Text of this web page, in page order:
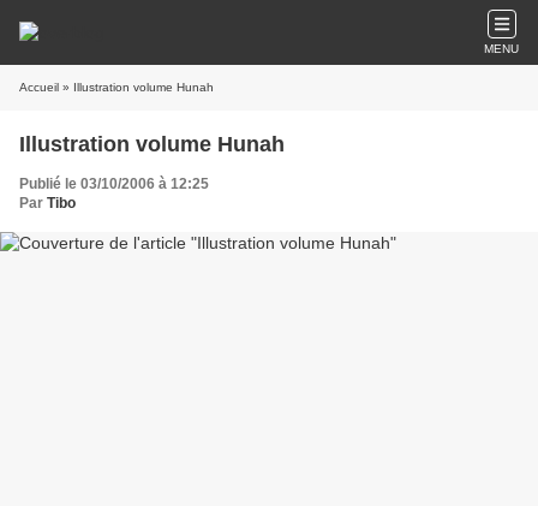
MENU
Accueil » Illustration volume Hunah
Illustration volume Hunah
Publié le 03/10/2006 à 12:25
Par Tibo